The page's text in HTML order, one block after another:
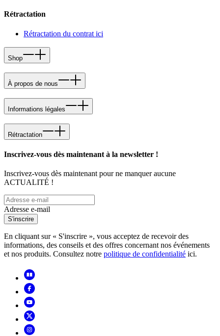
Rétractation
Rétractation du contrat ici
Shop
À propos de nous
Informations légales
Rétractation
Inscrivez-vous dès maintenant à la newsletter !
Inscrivez-vous dès maintenant pour ne manquer aucune
ACTUALITÉ !
Adresse e-mail
S'inscrire
En cliquant sur « S'inscrire », vous acceptez de recevoir des
informations, des conseils et des offres concernant nos événements
et nos produits. Consultez notre politique de confidentialité ici.